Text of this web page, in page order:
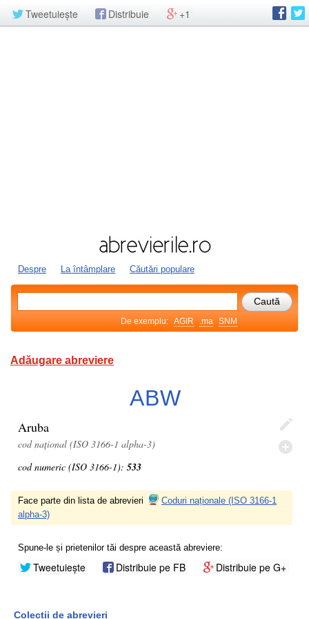
Tweetuiește Distribuie +1
Despre La întâmplare Căutări populare
De exemplu: AGIR .ma SNM
Adăugare abreviere
ABW
Aruba
cod național (ISO 3166-1 alpha-3)
cod numeric (ISO 3166-1): 533
Face parte din lista de abrevieri
Coduri naționale (ISO 3166-1
alpha-3)
Spune-le și prietenilor tăi despre această abreviere:
Tweetuiește Distribuie pe FB Distribuie pe G+
Colecții de abrevieri